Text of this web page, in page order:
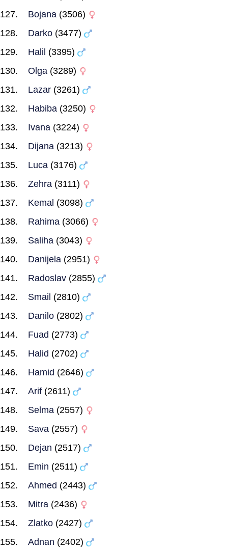
Bojana (3506)
Darko (3477)
Halil (3395)
Olga (3289)
Lazar (3261)
Habiba (3250)
Ivana (3224)
Dijana (3213)
Luca (3176)
Zehra (3111)
Kemal (3098)
Rahima (3066)
Saliha (3043)
Danijela (2951)
Radoslav (2855)
Smail (2810)
Danilo (2802)
Fuad (2773)
Halid (2702)
Hamid (2646)
Arif (2611)
Selma (2557)
Sava (2557)
Dejan (2517)
Emin (2511)
Ahmed (2443)
Mitra (2436)
Zlatko (2427)
Adnan (2402)